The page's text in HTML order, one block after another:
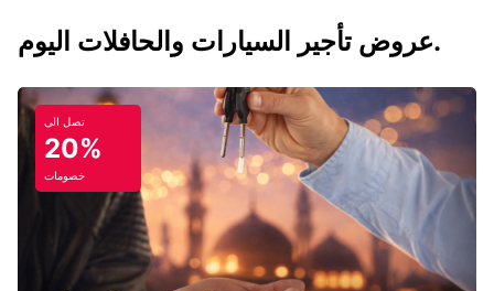
عروض تأجير السيارات والحافلات اليوم.
تصل الى
20%
خصومات